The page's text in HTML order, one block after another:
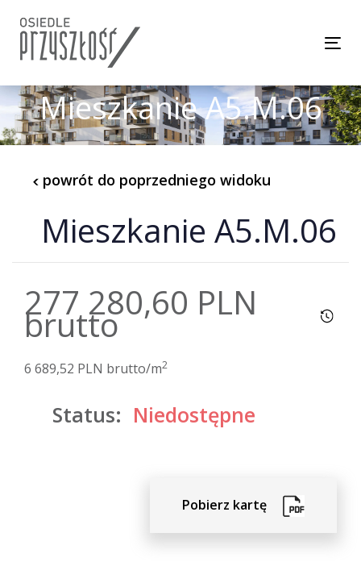
links
content
Mieszkanie A5.M.06
powrót do poprzedniego widoku
Mieszkanie A5.M.06
277 280,60 PLN
brutto
6 689,52 PLN brutto/m2
Status: Niedostępne
Pobierz kartę